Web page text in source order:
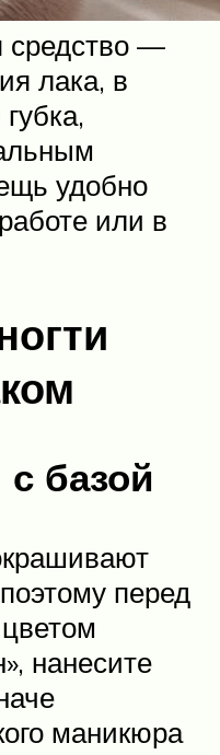
средство —
лака, в
удобно
или в
с базой
перед
нанесите
маникюра